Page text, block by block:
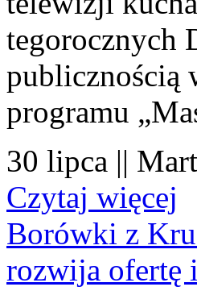
tegorocznych
publicznością
programu
30 lipca ||
Czytaj więcej
Borówki z
rozwija ofertę